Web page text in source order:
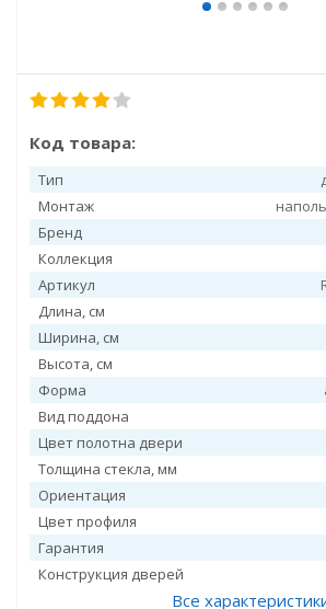
Код товара:
Тип
Монтаж
Бренд
Коллекция
Артикул
Длина, см
Ширина, см
Высота, см
Форма
Вид поддона
Цвет полотна двери
Толщина стекла, мм
Ориентация
Цвет профиля
Гарантия
Конструкция дверей
Все